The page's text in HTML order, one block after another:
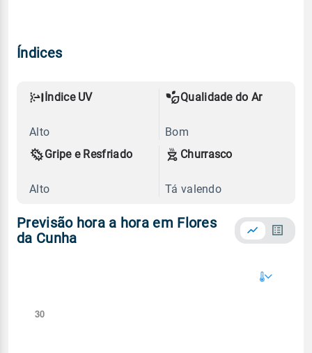
Índices
Índice UV
Alto
Qualidade do Ar
Bom
Gripe e Resfriado
Alto
Churrasco
Tá valendo
Previsão hora a hora em Flores
da Cunha